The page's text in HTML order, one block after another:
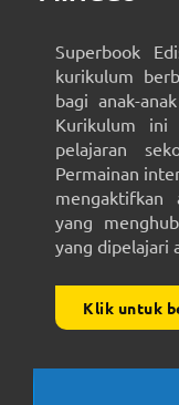
Superbook
kurikulum
bagi anak-
Kurikulum
pelajaran
Permainan
mengaktifkan
yang
yang dipelajari
Klik untuk